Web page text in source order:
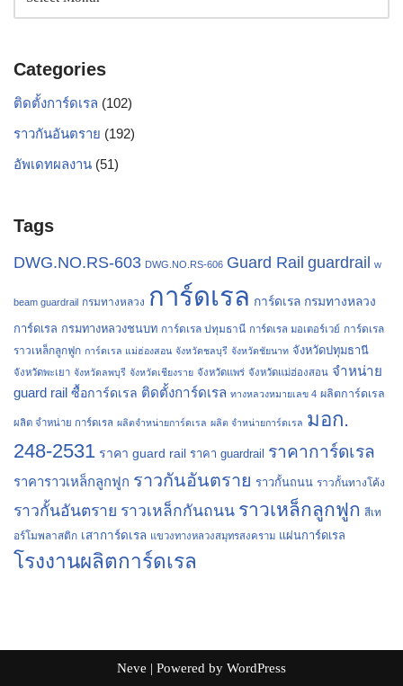
Categories
ติดตั้งการ์ดเรล (102)
ราวกันอันตราย (192)
อัพเดทผลงาน (51)
Tags
DWG.NO.RS-603 DWG.NO.RS-606 Guard Rail guardrail w
beam guardrail กรมทางหลวง การ์ดเรล การ์ดเรล กรมทางหลวง
การ์ดเรล กรมทางหลวงชนบท การ์ดเรล ปทุมธานี การ์ดเรล มอเตอร์เวย์ การ์ดเรล
ราวเหล็กลูกฟูก การ์ดเรล แม่ฮ่องสอน จังหวัดชลบุรี จังหวัดชัยนาท จังหวัดปทุมธานี
จังหวัดพะเยา จังหวัดลพบุรี จังหวัดเชียงราย จังหวัดแพร่ จังหวัดแม่ฮ่องสอน จำหน่าย
guard rail ซื้อการ์ดเรล ติดตั้งการ์ดเรล ทางหลวงหมายเลข 4 ผลิตการ์ดเรล
ผลิต จำหน่าย การ์ดเรล ผลิตจำหน่ายการ์ดเรล ผลิต จำหน่ายการ์ดเรล มอก.
248-2531 ราคา guard rail ราคา guardrail ราคาการ์ดเรล
ราคาราวเหล็กลูกฟูก ราวกันอันตราย ราวกั้นถนน ราวกั้นทางโค้ง
ราวกั้นอันตราย ราวเหล็กกันถนน ราวเหล็กลูกฟูก สีเท
อร์โมพลาสติก เสาการ์ดเรล แขวงทางหลวงสมุทรสงคราม แผ่นการ์ดเรล
โรงงานผลิตการ์ดเรล
Neve | Powered by WordPress